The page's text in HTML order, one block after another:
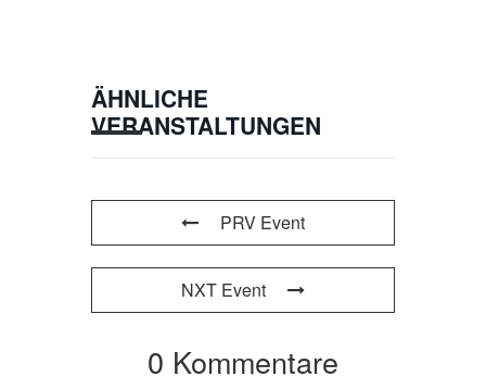
ÄHNLICHE
VERANSTALTUNGEN
PRV Event
NXT Event
0 Kommentare